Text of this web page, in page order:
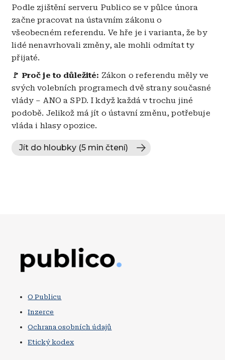
Podle zjištění serveru Publico se v půlce února
začne pracovat na ústavním zákonu o
všeobecném referendu. Ve hře je i varianta, že by
lidé nenavrhovali změny, ale mohli odmítat ty
přijaté.
🚩 Proč je to důležité: Zákon o referendu měly ve
svých volebních programech dvě strany současné
vlády – ANO a SPD. I když každá v trochu jiné
podobě. Jelikož má jít o ústavní změnu, potřebuje
vláda i hlasy opozice.
Jít do hloubky (5 min čtení)
O Publicu
Inzerce
Ochrana osobních údajů
Etický kodex